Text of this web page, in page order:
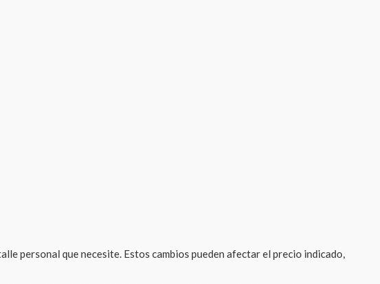
personal que necesite. Estos cambios pueden afectar el precio indicado,